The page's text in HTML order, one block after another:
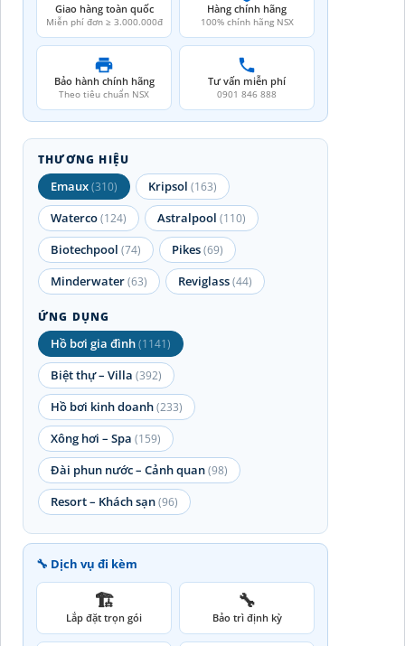
Giao hàng toàn quốc
Miễn phí đơn ≥ 3.000.000đ
Hàng chính hãng
100% chính hãng NSX
Bảo hành chính hãng
Theo tiêu chuẩn NSX
Tư vấn miễn phí
0901 846 888
THƯƠNG HIỆU
Emaux(310) Kripsol (163)
Waterco(124) Astralpool (110)
Biotechpool (74) Pikes(69)
Minderwater(63) Reviglass(44)
ỨNG DỤNG
Hồ bơi gia đình(1141)
Biệt thự – Villa (392)
Hồ bơi kinh doanh(233)
Xông hơi – Spa (159)
Đài phun nước – Cảnh quan(98)
Resort – Khách sạn(96)
🔧 Dịch vụ đi kèm
🏗️
Lắp đặt trọn gói
🔧
Bảo trì định kỳ